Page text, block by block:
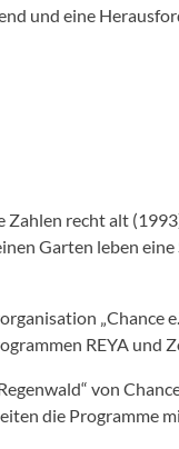
und eine
Zahlen recht alt
Garten leben
„Chance
REYA und
von Chance
die Programme